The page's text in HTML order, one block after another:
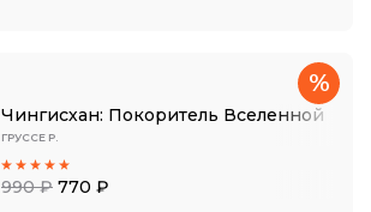
Чингисхан: Покоритель Вселенной
ГРУССЕ Р.
990 ₽ 770 ₽
%